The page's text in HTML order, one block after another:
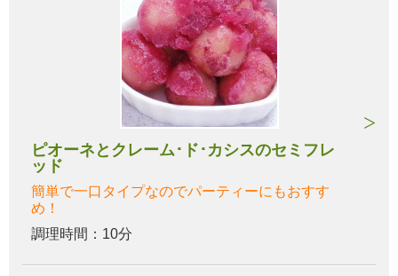
ピオーネとクレーム･ド･カシスのセミフレ
ッド
簡単で一口タイプなのでパーティーにもおすす
め！
調理時間：10分